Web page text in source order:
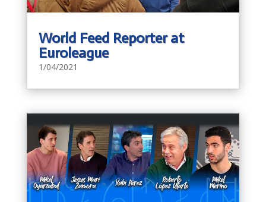
World Feed Reporter at
Euroleague
1/04/2021